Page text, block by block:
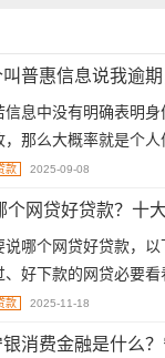
普惠信息说我逾期，
信息中没有明确表明
，那么大概率就是个
在无差别群发短信。无
普惠快信】或【和信普
样的故弄玄虚，并不
款 2025-09-08
网贷好贷款？十大好申请
说哪个网贷好贷款，
、好下款的网贷必要
、度小满、微粒贷、洋
款 2025-11-18
消费金融是什么？宁